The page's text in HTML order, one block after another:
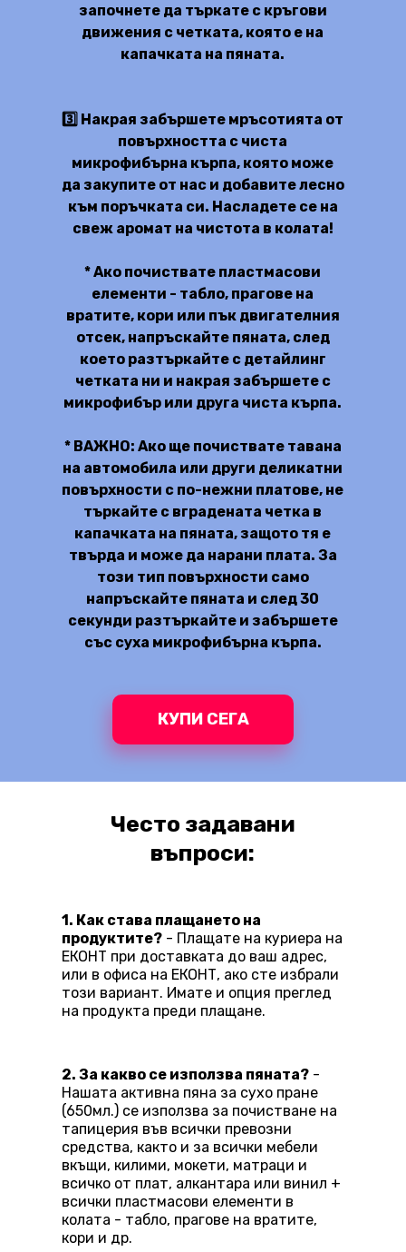
започнете да търкате с кръгови
движения с четката, която е на
капачката на пяната.
3️⃣ Накрая забършете мръсотията от
повърхността с чиста
микрофибърна кърпа, която може
да закупите от нас и добавите лесно
към поръчката си. Насладете се на
свеж аромат на чистота в колата!
* Ако почиствате пластмасови
елементи - табло, прагове на
вратите, кори или пък двигателния
отсек, напръскайте пяната, след
което разтъркайте с детайлинг
четката ни и накрая забършете с
микрофибър или друга чиста кърпа.
* ВАЖНО: Ако ще почиствате тавана
на автомобила или други деликатни
повърхности с по-нежни платове, не
търкайте с вградената четка в
капачката на пяната, защото тя е
твърда и може да нарани плата. За
този тип повърхности само
напръскайте пяната и след 30
секунди разтъркайте и забършете
със суха микрофибърна кърпа.
КУПИ СЕГА
Често задавани
въпроси:
1. Как става плащането на
продуктите? - Плащате на куриера на
ЕКОНТ при доставката до ваш адрес,
или в офиса на ЕКОНТ, ако сте избрали
този вариант. Имате и опция преглед
на продукта преди плащане.
2. За какво се използва пяната? -
Нашата активна пяна за сухо пране
(650мл.) се използва за почистване на
тапицерия във всички превозни
средства, както и за всички мебели
вкъщи, килими, мокети, матраци и
всичко от плат, алкантара или винил +
всички пластмасови елементи в
колата - табло, прагове на вратите,
кори и др.